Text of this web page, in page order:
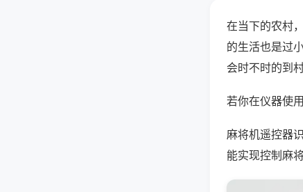
在当下的农村
的生活也是过
会时不时的到
若你在仪器使
麻将机遥控器
能实现控制麻